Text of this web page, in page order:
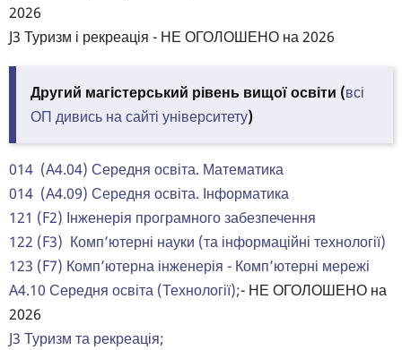
2026
J3 Туризм і рекреація - НЕ ОГОЛОШЕНО на 2026
Другий магістерський рівень вищої освіти (всі
ОП дивись на сайті університету)
014 (A4.04) Середня освіта. Математика
014 (A4.09) Середня освіта. Інформатика
121 (F2) Інженерія програмного забезпечення
122 (F3) Комп’ютерні науки (та інформаційні технології)
123 (F7) Комп’ютерна інженерія - Комп’ютерні мережі
A4.10 Середня освіта (Технології);- НЕ ОГОЛОШЕНО на
2026
J3 Туризм та рекреація;